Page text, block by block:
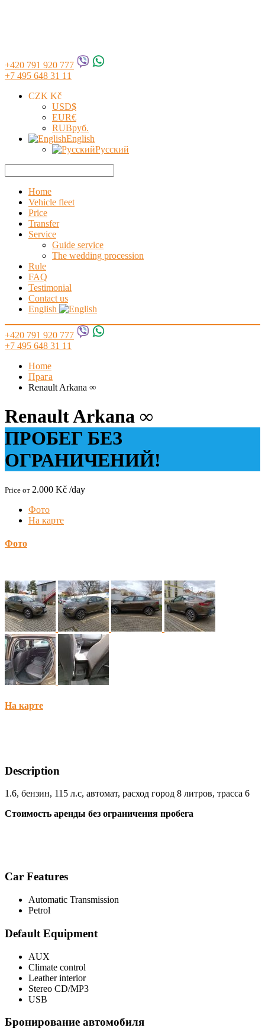
+420 791 920 777
+7 495 648 31 11
CZK Kč
USD$
EUR€
RUBруб.
English
Русский
Home
Vehicle fleet
Price
Transfer
Service
Guide service
The wedding procession
Rule
FAQ
Testimonial
Contact us
English
+420 791 920 777
+7 495 648 31 11
Home
Прага
Renault Arkana ∞
Renault Arkana ∞
ПРОБЕГ БЕЗ
ОГРАНИЧЕНИЙ!
Price от 2.000 Kč /day
Фото
На карте
Фото
На карте
Description
1.6, бензин, 115 л.с, автомат, расход город 8 литров, трасса 6
Стоимость аренды без ограничения пробега
Car Features
Automatic Transmission
Petrol
Default Equipment
AUX
Climate control
Leather interior
Stereo CD/MP3
USB
Бронирование автомобиля